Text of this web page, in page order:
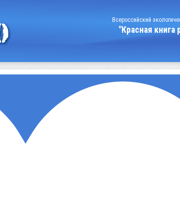
Всероссийский
"Красная книга